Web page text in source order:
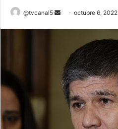
@tvcanal5
Sendoctubre 6, 2022